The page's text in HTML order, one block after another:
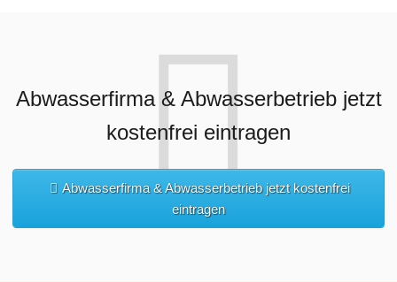
Abwasserfirma & Abwasserbetrieb jetzt
kostenfrei eintragen
Abwasserfirma & Abwasserbetrieb jetzt kostenfrei
eintragen